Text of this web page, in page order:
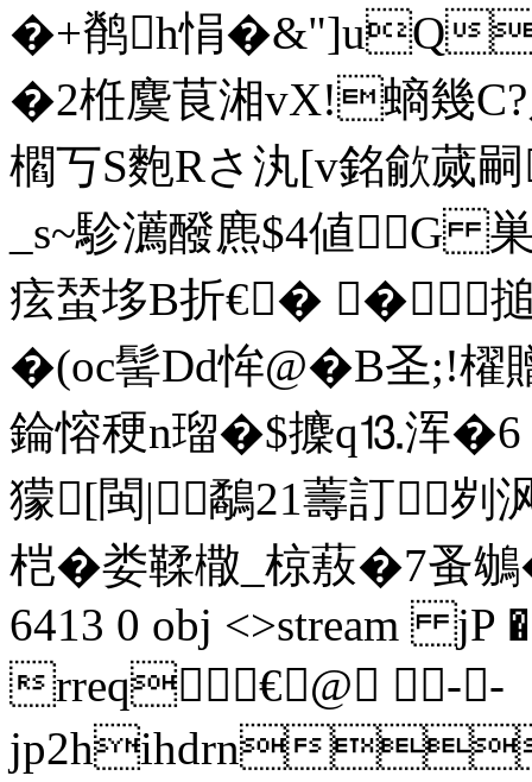
�+鹡h悁�&"]uQ
�2栣麌茛湘vX!螪幾
櫩丂S麭Rさ汍[v銘歈 蒇
_s~駗瀳醱麃$4値
痃蝅垑B折€� �搥
�(oc髺Dd恈@�B圣
錀愹稉n瑠�$攈q⒔浑�6
獴[閩|鷸21薵訂
桤�娄鞣橵_椋蔜� 7蚤
6413 0 obj <>stream jP
rreq€@ --
jp2hihdrn